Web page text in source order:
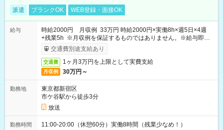
派遣 ブランクOK WEB登録・面接OK
給与
時給2000円 月収例 33万円 時給2000円×実働8h×週5日×4週
+残業5h ※月収例を保証するものではありません。※給与即受
取りサービス利用可（利用条件有）
交通費別途支給あり
交通費 1ヶ月3万円を上限として実費支給
月収例 30万円～
勤務地
東京都新宿区
市ケ谷駅から徒歩3分
放送
勤務時間 11:00-20:00（休憩60分）実働8時間（残業少なめ！）